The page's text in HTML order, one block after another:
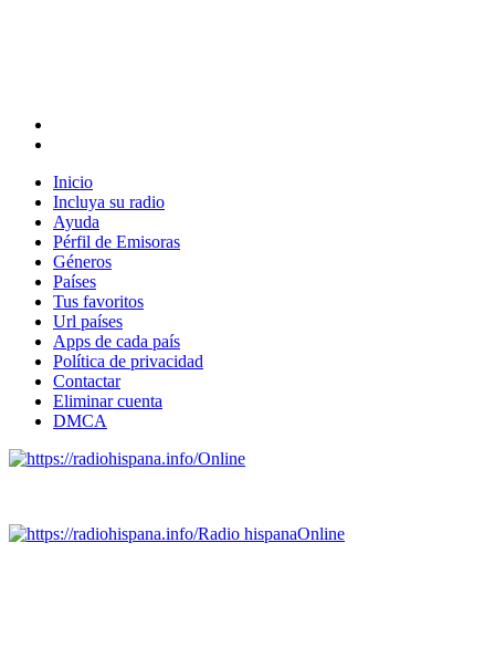
Inicio
Incluya su radio
Ayuda
Pérfil de Emisoras
Géneros
Países
Tus favoritos
Url países
Apps de cada país
Política de privacidad
Contactar
Eliminar cuenta
DMCA
Online
Radio hispanaOnline